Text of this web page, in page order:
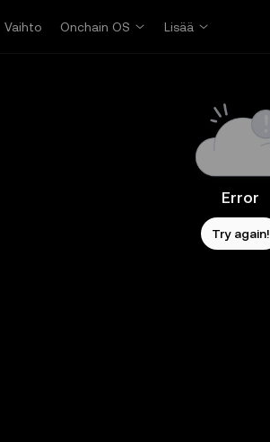
Vaihto Onchain OS Lisää
Error
Try again!